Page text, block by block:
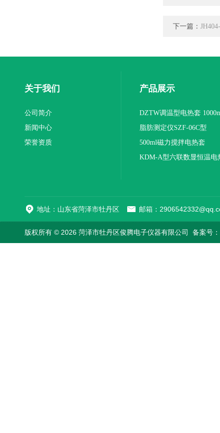
下一篇：
关于我们
公司简介
新闻中心
荣誉资质
产品展示
DZTW调温型电热套
联
脂肪测定仪SZF-06C型
500ml磁力搅拌电热套
KDM-A型六联数显恒温电
地址：山东省菏泽市牡丹区 邮箱：
版权所有 © 2026 菏泽市牡丹区俊腾电子仪器有限公司 备案号